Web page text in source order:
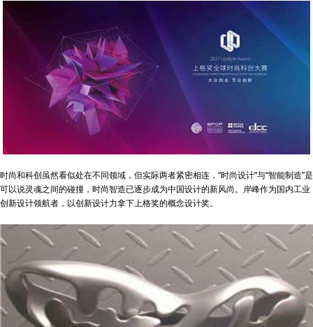
时尚和科创虽然看似处在不同领域，但实际两者紧密相连，“时尚设计”与“智能制造”是
可以说灵魂之间的碰撞，时尚智造已逐步成为中国设计的新风尚。岸峰作为国内工业
创新设计领航者，以创新设计力拿下上格奖的概念设计奖。